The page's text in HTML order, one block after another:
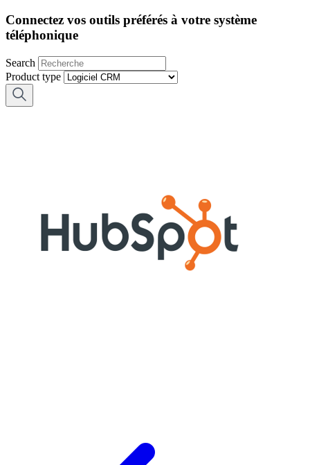
Connectez vos outils préférés à votre système
téléphonique
Search
Product type